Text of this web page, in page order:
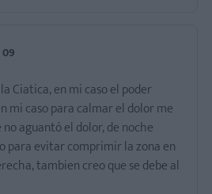
09
Ciatica, en mi caso el poder
mi caso para calmar el dolor me
aguantó el dolor, de noche
para evitar comprimir la zona en
tambien creo que se debe al